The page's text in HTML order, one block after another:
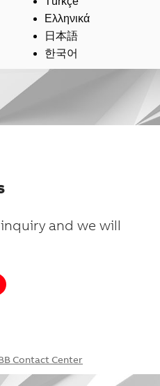
Ελληνικά
日本語
한국어
and we will
Contact Center